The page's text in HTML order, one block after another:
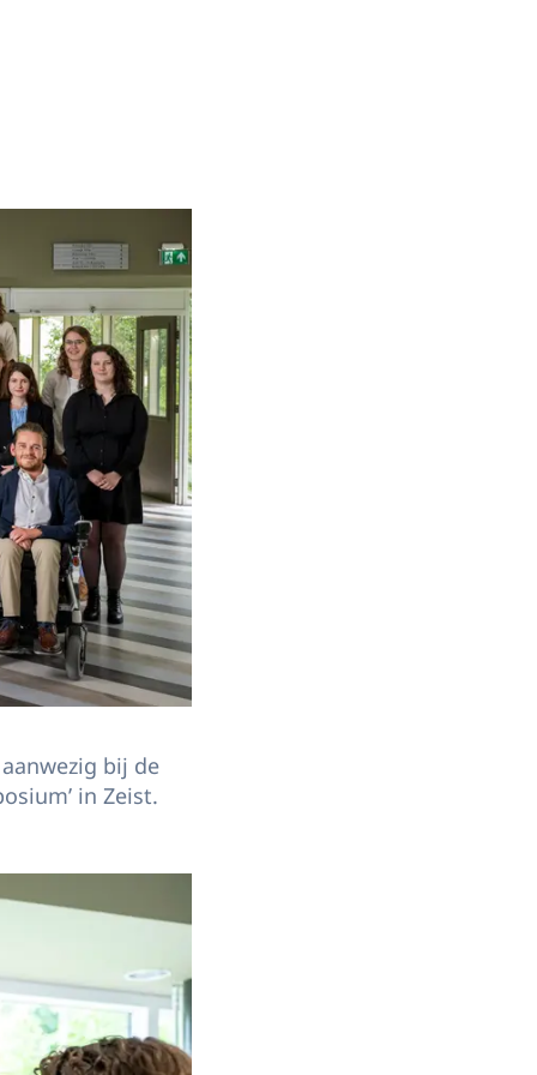
van spierziekten aantrekken en behouden. Prinses Beatrix is bij de
bij de
in Zeist.
van spierziekten aantrekken en behouden. Prinses Beatrix is bij de